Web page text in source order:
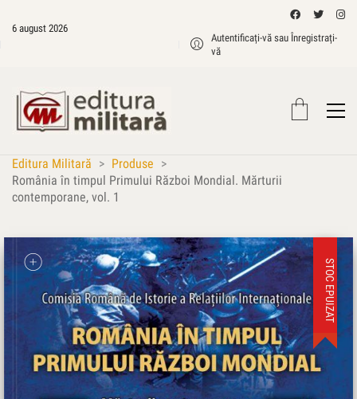
6 august 2026
Autentificați-vă sau Înregistrați-
vă
Editura Militară > Produse >
România în timpul Primului Război Mondial. Mărturii
contemporane, vol. 1
STOC EPUIZAT